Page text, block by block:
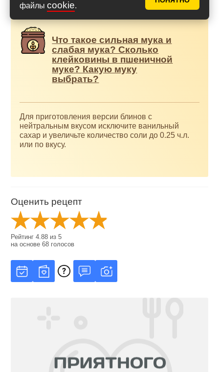
файлы cookie.
Что такое сильная мука и
слабая мука? Сколько
клейковины в пшеничной
муке? Какую муку
выбрать?
Для приготовления версии блинов с
нейтральным вкусом исключите ванильный
сахар и увеличьте количество соли до 0.25 ч.л.
или по вкусу.
Оценить рецепт
Рейтинг4.88 из5
на основе68 голосов